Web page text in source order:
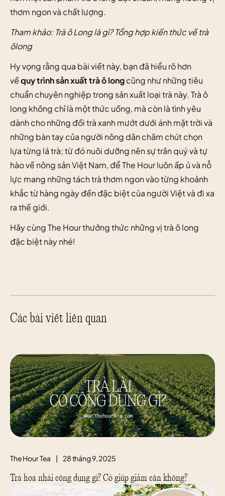
thơm ngon và chất lượng.
Tham khảo: Trà ô Long là gì? Tổng hợp kiến thức về trà
ôlong
Hy vọng rằng qua bài viết này, bạn đã hiểu rõ hơn
vềquy trình sản xuất trà ô longcũng như những tiêu
chuẩn chuyên nghiệp trong sản xuất loại trà này. Trà ô
long không chỉ là một thức uống, mà còn là tình yêu
dành cho những đồi trà xanh mướt dưới ánh mặt trời và
những bàn tay của người nông dân chăm chút chọn
lựa từng lá trà; từ đó nuôi dưỡng nên sự trân quý và tự
hào về nông sản Việt Nam, để The Hour luôn ấp ủ và nỗ
lực mang những tách trà thơm ngon vào từng khoảnh
khắc từ hàng ngày đến đặc biệt của người Việt và đi xa
ra thế giới.
Hãy cùngThe Hourthưởng thức những vị trà ô long
đặc biệt này nhé!
Các bài viết liên quan
The Hour Tea | 28 tháng 9, 2025
Trà hoa nhài công dụng gì? Có giúp giảm cân không?